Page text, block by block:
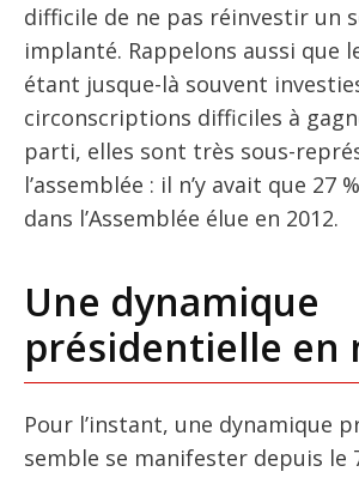
difficile de ne pas réinvestir un
implanté. Rappelons aussi que
étant jusque-là souvent
circonscriptions difficiles à
parti, elles sont très sous-
l’assemblée : il n’y avait que 27
dans l’Assemblée élue en 2012.
Une dynamique
présidentielle en
Pour l’instant, une dynamique
semble se manifester depuis le